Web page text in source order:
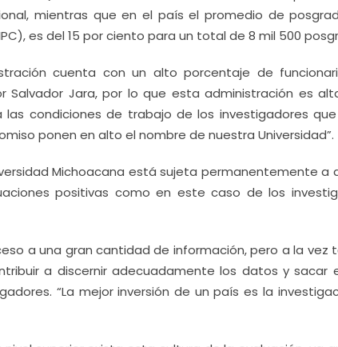
mientras que en el país el promedio de
es del 15 por ciento para un total de 8 mil 500
cuenta con un alto porcentaje de
Salvador Jara, por lo que esta administración es
condiciones de trabajo de los investigadores
ponen en alto el nombre de nuestra Universidad”.
Michoacana está sujeta permanentemente a
positivas como en este caso de los
a una gran cantidad de información, pero a la vez
a discernir adecuadamente los datos y sacar
“La mejor inversión de un país es la